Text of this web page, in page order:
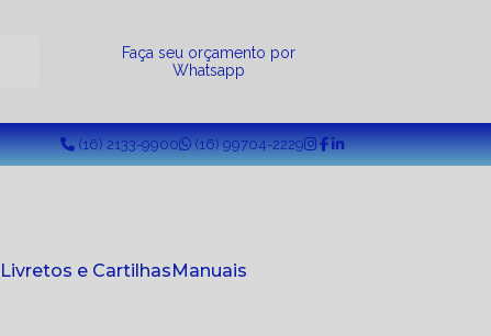
Faça seu orçamento por
Whatsapp
(16) 2133-9900 (16) 99704-2229
Livretos e Cartilhas
Manuais